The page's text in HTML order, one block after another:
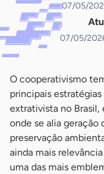
07/05/
07/05/
O cooperativismo
principais
extrativista no Brasil,
onde se alia geração
preservação
ainda mais
uma das mais